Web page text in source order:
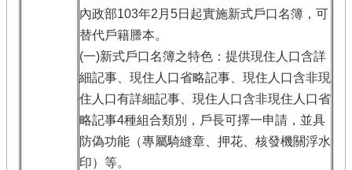
內政部103年2月5日起實施新式戶口名簿，可
替代戶籍謄本。
(一)新式戶口名簿之特色：提供現住人口含詳
細記事、現住人口省略記事、現住人口含非現
住人口有詳細記事、現住人口含非現住人口省
略記事4種組合類別，戶長可擇一申請，並具
防偽功能（專屬騎縫章、押花、核發機關浮水
印）等。